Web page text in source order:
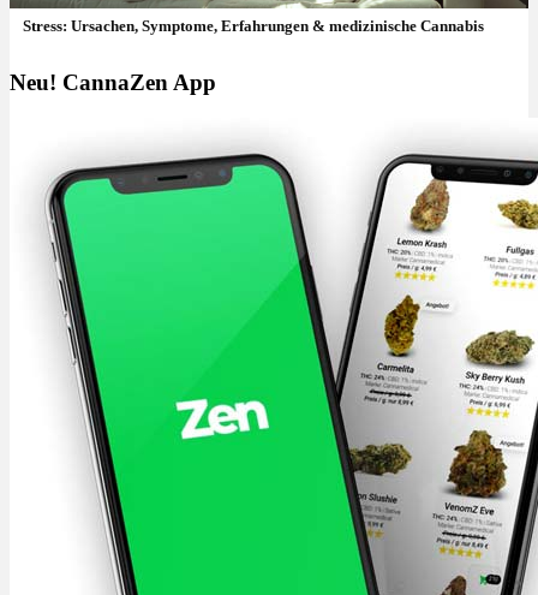
Stress: Ursachen, Symptome, Erfahrungen & medizinische Cannabis
Neu! CannaZen App